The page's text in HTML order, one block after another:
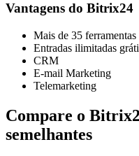
Vantagens do Bitrix24
Mais de 35
Entradas ilimitadas
CRM
E-mail Marketing
Telemarketing
Compare o
semelhantes